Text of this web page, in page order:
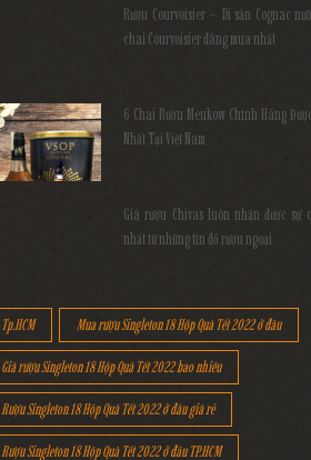
Rượu Courvoisier – Di sản Cognac
chai Courvoisier đáng mua nhất
6 Chai Rượu Meukow Chính Hãng
Nhất Tại Việt Nam
Giá rượu Chivas luôn nhận được sự
nhất từ những tín đồ rượu ngoại
Tp.HCM Mua rượu Singleton 18 Hộp Quà Tết 2022 ở đâu
Giá rượu Singleton 18 Hộp Quà Tết 2022 bao nhiêu
Rượu Singleton 18 Hộp Quà Tết 2022 ở đâu giá rẻ
Rượu Singleton 18 Hộp Quà Tết 2022 ở đâu TP.HCM